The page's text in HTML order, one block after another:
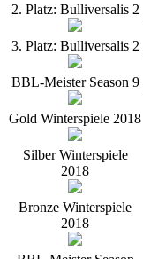
2. Platz: Bulliversalis 2
3. Platz: Bulliversalis 2
BBL-Meister Season 9
Gold Winterspiele 2018
Silber Winterspiele
2018
Bronze Winterspiele
2018